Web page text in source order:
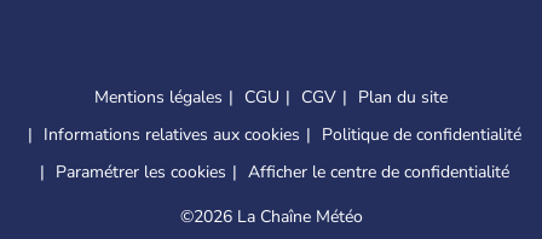
Mentions légales CGU CGV
Plan du site
Informations relatives aux cookies
Politique de confidentialité
Paramétrer les cookies
Afficher le centre de confidentialité
©2026 La Chaîne Météo